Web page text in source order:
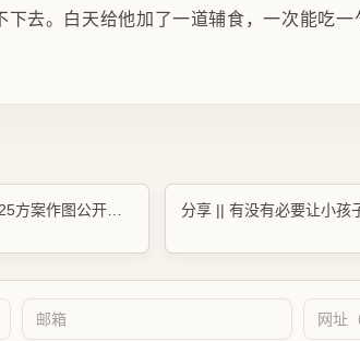
下去。白天给他加了一道辅食，一次能吃